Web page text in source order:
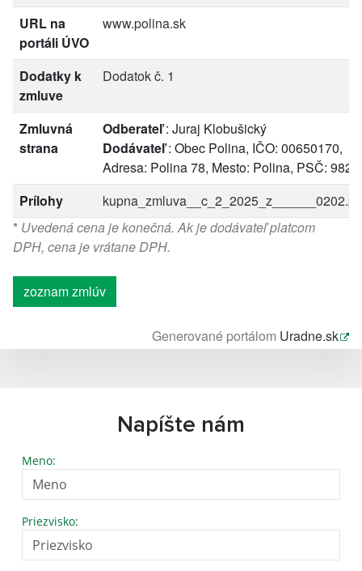
URL na
portáli ÚVO
www.polina.sk
Dodatky k
zmluve
Dodatok č. 1
Zmluvná
strana
Odberateľ: Juraj Klobušický
Dodávateľ: Obec Polina, IČO: 00650170,
Adresa: Polina 78, Mesto: Polina, PSČ:
Prílohy
* Uvedená cena je konečná. Ak je dodávateľ platcom
DPH, cena je vrátane DPH.
zoznam zmlúv
Generované portálom Uradne.sk
Napíšte nám
Meno:
Priezvisko: